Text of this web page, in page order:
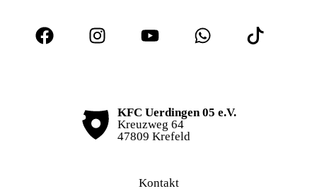
KFC Uerdingen 05 e.V.
Kreuzweg 64
47809 Krefeld
Kontakt